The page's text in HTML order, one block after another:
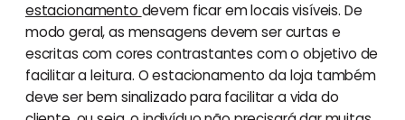
estacionamento devem ficar em locais visíveis. De
modo geral, as mensagens devem ser curtas e
escritas com cores contrastantes com o objetivo de
facilitar a leitura. O estacionamento da loja também
deve ser bem sinalizado para facilitar a vida do